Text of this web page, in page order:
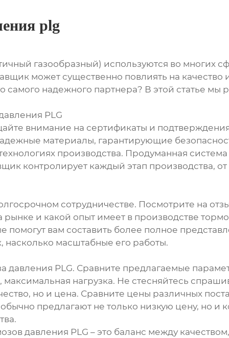
plg
газообразный) используются во многих
может существенно повлиять на качество
самого надежного партнера? В этой статье
PLG
внимание на сертификаты и подтверждения
материалы, гарантирующие
производства. Продуманная система
контролирует каждый этап производства,
сотрудничестве. Посмотрите на
и какой опыт имеет в производстве
вам составить более полное
насколько масштабные его работы.
давления PLG. Сравните предлагаемые
нагрузка. Не стесняйтесь
но и цена. Сравните цены различных
предлагают не только низкую цену, но и
давления PLG – это баланс между